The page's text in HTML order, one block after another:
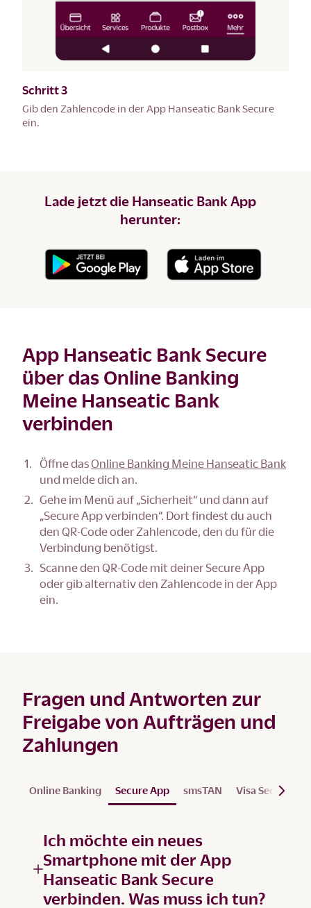
Schritt 3
Gib den Zahlencode in der App Hanseatic Bank Secure
ein.
Lade jetzt die Hanseatic Bank App
herunter:
App Hanseatic Bank Secure
über das Online Banking
Meine Hanseatic Bank
verbinden
Öffne dasOnline Banking Meine Hanseatic Bank
und melde dich an.
Gehe im Menü auf „Sicherheit“ und dann auf
„Secure App verbinden“. Dort findest du auch
den QR-Code oder Zahlencode, den du für die
Verbindung benötigst.
Scanne den QR-Code mit deiner Secure App
oder gib alternativ den Zahlencode in der App
ein.
Fragen und Antworten zur
Freigabe von Aufträgen und
Zahlungen
Online Banking Secure App smsTAN Visa Secure
Ich möchte ein neues
Smartphone mit der App
Hanseatic Bank Secure
verbinden. Was muss ich tun?